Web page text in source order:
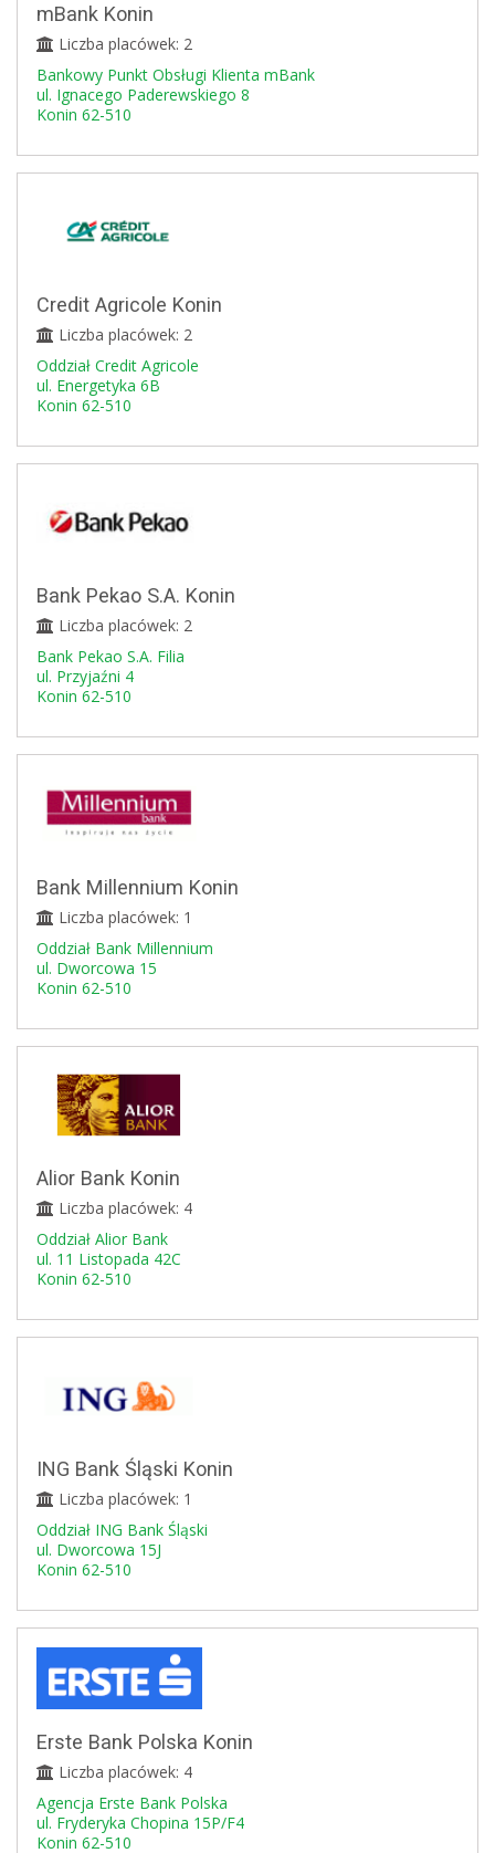
mBank Konin
Liczba placówek: 2
Bankowy Punkt Obsługi Klienta mBank
ul. Ignacego Paderewskiego 8
Konin 62-510
Credit Agricole Konin
Liczba placówek: 2
Oddział Credit Agricole
ul. Energetyka 6B
Konin 62-510
Bank Pekao S.A. Konin
Liczba placówek: 2
Bank Pekao S.A. Filia
ul. Przyjaźni 4
Konin 62-510
Bank Millennium Konin
Liczba placówek: 1
Oddział Bank Millennium
ul. Dworcowa 15
Konin 62-510
Alior Bank Konin
Liczba placówek: 4
Oddział Alior Bank
ul. 11 Listopada 42C
Konin 62-510
ING Bank Śląski Konin
Liczba placówek: 1
Oddział ING Bank Śląski
ul. Dworcowa 15J
Konin 62-510
Erste Bank Polska Konin
Liczba placówek: 4
Agencja Erste Bank Polska
ul. Fryderyka Chopina 15P/F4
Konin 62-510